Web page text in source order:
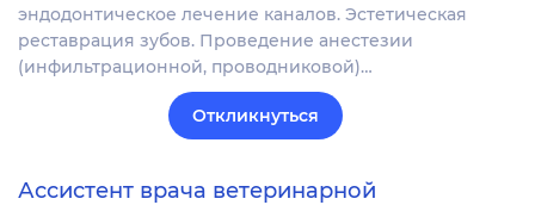
эндодонтическое лечение каналов. Эстетическая
реставрация зубов. Проведение анестезии
(инфильтрационной, проводниковой)…
Откликнуться
Ассистент врача ветеринарной